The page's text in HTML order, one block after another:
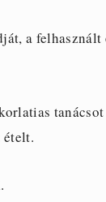
a
ételt.